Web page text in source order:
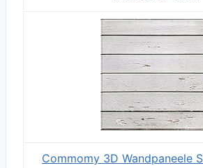
Commomy 3D Wandpaneele